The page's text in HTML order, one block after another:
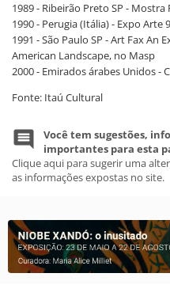
1989 - Ribeirão Preto SP -
1990 - Perugia (Itália) - Expo Arte
1991 - São Paulo SP - Art Fax An
American Landscape, no Masp
2000 - Emirados árabes Unidos -
Fonte: Itaú Cultural
Você tem sugestões,
importantes para esta
Clique aqui para sugerir uma
as informações expostas no site.